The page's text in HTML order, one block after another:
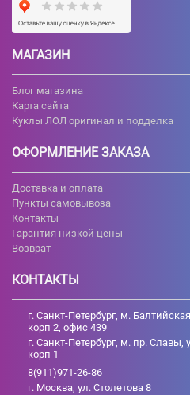
МАГАЗИН
Блог магазина
Карта сайта
Куклы ЛОЛ оригинал и подделка
ОФОРМЛЕНИЕ ЗАКАЗА
Доставка и оплата
Пункты самовывоза
Контакты
Гарантия низкой цены
Возврат
КОНТАКТЫ
г. Санкт-Петербург, м.
корп 2, офис 439
г. Санкт-Петербург, м. пр.
корп 1
8(911)971-26-86
г. Москва, ул. Столетова 8